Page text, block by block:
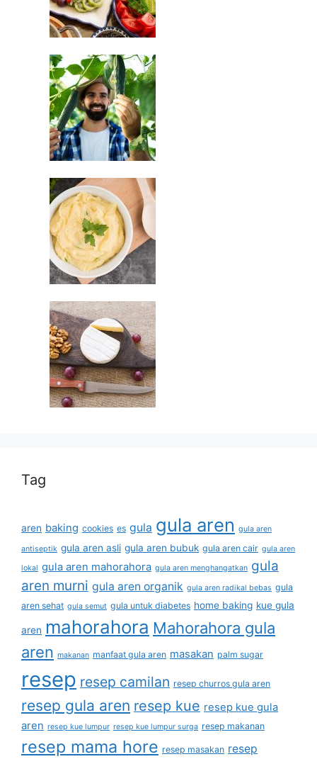
Tag
aren baking cookies es gula gula aren gula aren
antiseptik gula aren asli gula aren bubuk gula aren cair gula aren
lokal gula aren mahorahora gula aren menghangatkan gula
aren murni gula aren organik gula aren radikal bebas gula
aren sehat gula semut gula untuk diabetes home baking kue gula
aren mahorahora Mahorahora gula
aren makanan manfaat gula aren masakan palm sugar
resep resep camilan resep churros gula aren
resep gula aren resep kue resep kue gula
aren resep kue lumpur resep kue lumpur surga resep makanan
resep mama hore resep masakan resep